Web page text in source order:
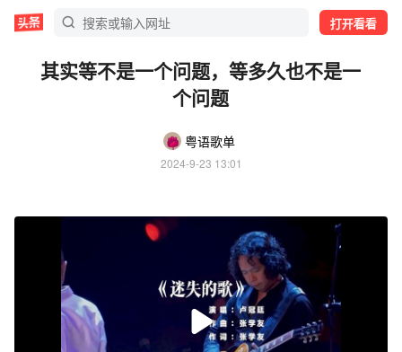
打开看看
其实等不是一个问题，等多久也不是一
个问题
粤语歌单
2024-9-23 13:01